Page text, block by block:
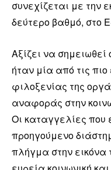
συνεχίζεται με την
δεύτερο βαθμό, στο
Αξίζει να
ήταν μία από τις
φιλοξενίας της
αναφοράς στην
Οι καταγγελίες που
προηγούμενο
πλήγμα στην εικόνα